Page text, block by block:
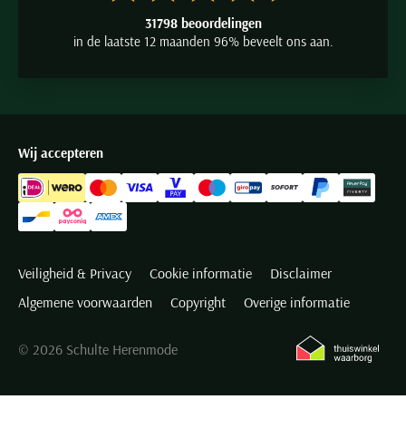
31798 beoordelingen
in de laatste 12 maanden 96% beveelt ons aan.
Wij accepteren
Veiligheid & Privacy Cookie informatie
Disclaimer
Algemene voorwaarden
Copyright Overige informatie
© 2026 Schulte Herenmode